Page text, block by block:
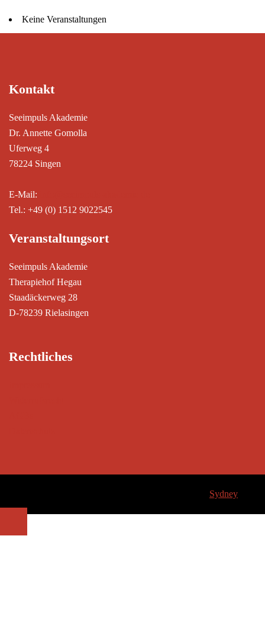
Keine Veranstaltungen
Kontakt
Seeimpuls Akademie
Dr. Annette Gomolla
Uferweg 4
78224 Singen
E-Mail:
Tel.: +49 (0) 1512 9022545
Veranstaltungsort
Seeimpuls Akademie
Therapiehof Hegau
Staadäckerweg 28
D-78239 Rielasingen
Rechtliches
Sydney